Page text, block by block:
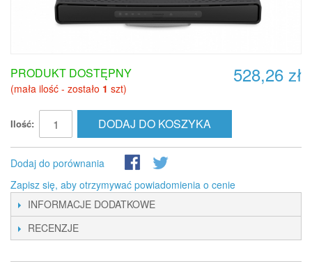
528,26 zł
PRODUKT DOSTĘPNY
(mała ilość - zostało 1 szt)
Ilość: DODAJ DO KOSZYKA
Dodaj do porównania
Zapisz się, aby otrzymywać powiadomienia o cenie
INFORMACJE DODATKOWE
RECENZJE